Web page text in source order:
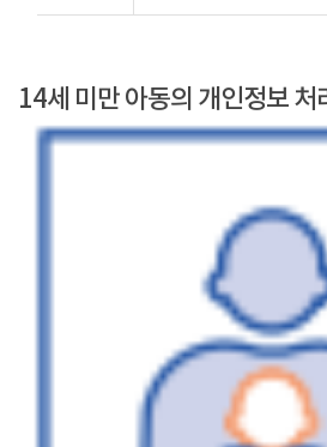
14세 미만 아동의 개인정보 처